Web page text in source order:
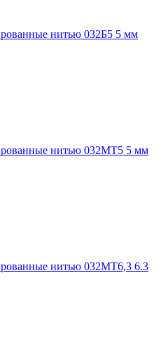
нитью 032Б5 5 мм
нитью 032МТ5 5 мм
нитью 032МТ6,3 6.3